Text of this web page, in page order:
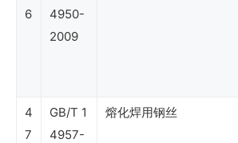
6
4950-
2009
4
7
GB/T 1
4957-
熔化焊用钢丝